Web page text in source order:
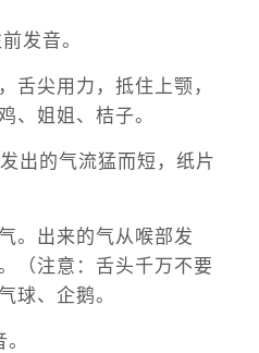
发音。
舌尖用力，抵住上颚，
、姐姐、桔子。
出的气流猛而短，纸片
。出来的气从喉部发
（注意：舌头千万不要
球、企鹅。